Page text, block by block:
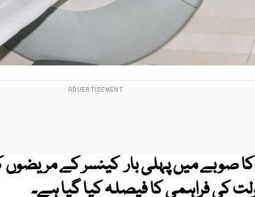
صوبے میں پہلی بار کینسر کے مریضوں
کی فراہمی کا فیصلہ کیا گیا ہے۔